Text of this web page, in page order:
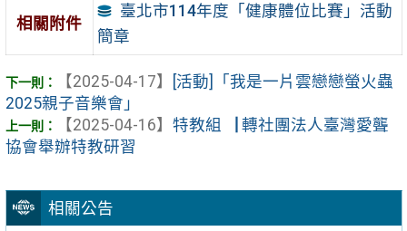
相關公告
相關附件
臺北市114年度「健康體位比賽」活動
簡章
【2025-04-17】
[活動]「我是一片雲戀戀螢火蟲
2025親子音樂會」
【2025-04-16】 特教組▕ 轉社團法人臺灣愛聾
協會舉辦特教研習